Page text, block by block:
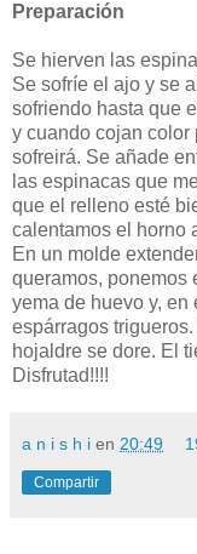
Preparación
Se hierven las
Se sofríe el ajo y se
sofriendo hasta que
y cuando cojan color
sofreirá. Se añade
las espinacas que
que el relleno esté
calentamos el horno
En un molde
queramos, ponemos
yema de huevo y, en
espárragos
hojaldre se dore. El
Disfrutad!!!!
a n i s h i en 20:49
Compartir